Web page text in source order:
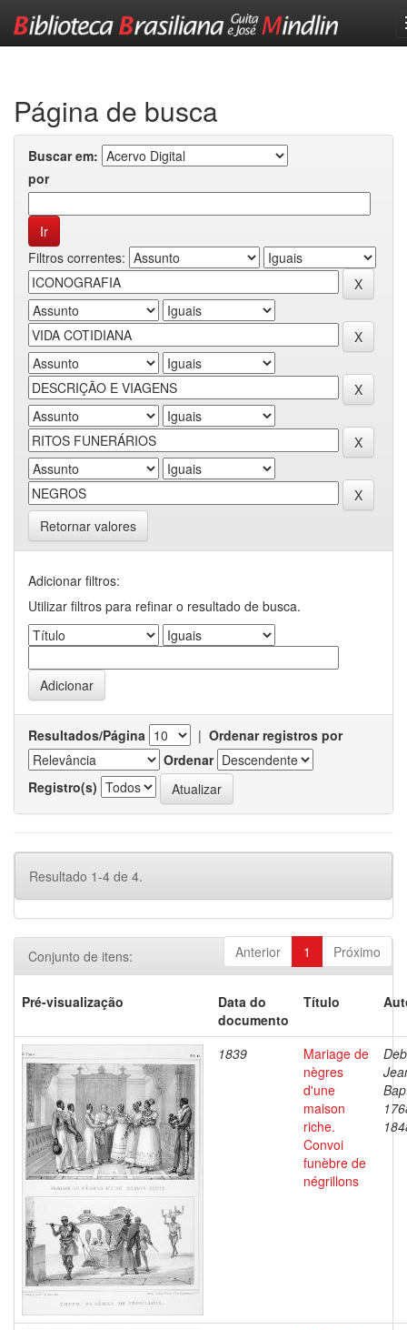
Página de busca
Buscar em:
por
Filtros correntes:
Retornar valores
Adicionar filtros:
Utilizar filtros para refinar o resultado de busca.
Resultados/Página | Ordenar registros por
Ordenar
Registro(s)
Resultado 1-4 de 4.
Anterior 1 Próximo
Conjunto de itens:
Pré-visualização
Data do
documento
Título
1839
Mariage de
nègres
d'une
maison
riche.
Convoi
funèbre de
négrillons